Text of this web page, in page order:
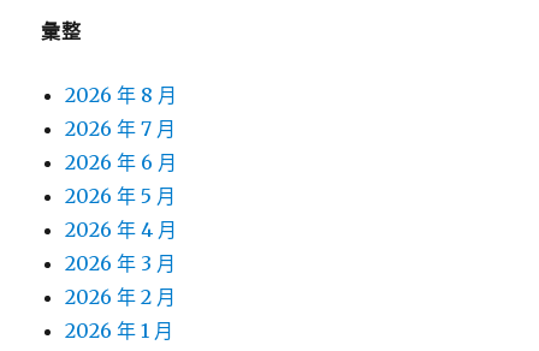
彙整
2026 年 8 月
2026 年 7 月
2026 年 6 月
2026 年 5 月
2026 年 4 月
2026 年 3 月
2026 年 2 月
2026 年 1 月